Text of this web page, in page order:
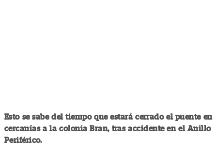
Esto se sabe del tiempo que estará cerrado el puente en
cercanías a la colonia Bran, tras accidente en el Anillo
Periférico.